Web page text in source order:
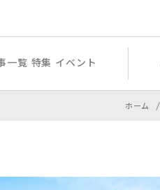
一覧 特集 イベント
ホーム